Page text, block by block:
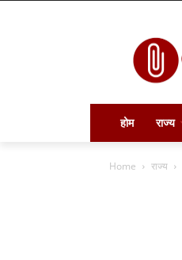
होम राज्य
Home राज्य